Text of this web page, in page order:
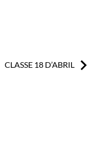
Next:
CLASSE 18 D’ABRIL